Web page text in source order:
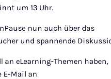
um 13 Uhr.
nun auch über das
und spannende
an eLearning-Themen haben,
E-Mail an